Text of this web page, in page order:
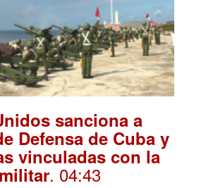
sanciona a
Defensa de Cuba y
vinculadas con la
. 04:43